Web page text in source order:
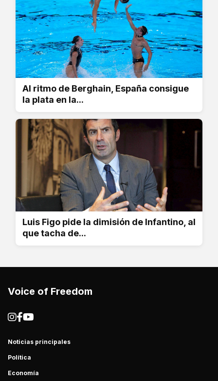
Al ritmo de Berghain, España consigue
la plata en la...
Luis Figo pide la dimisión de Infantino, al
que tacha de...
Voice of Freedom
Noticias principales
Política
Economía